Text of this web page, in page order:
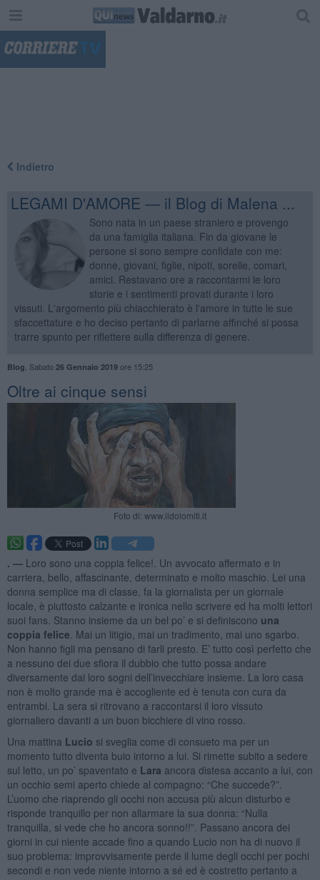
Indietro
LEGAMI D'AMORE — il Blog di Malena ...
Sono nata in un paese straniero e provengo
da una famiglia italiana. Fin da giovane le
persone si sono sempre confidate con me:
donne, giovani, figlie, nipoti, sorelle, comari,
amici. Restavano ore a raccontarmi le loro
storie e i sentimenti provati durante i loro
vissuti. L'argomento più chiacchierato è l'amore in tutte le sue
sfaccettature e ho deciso pertanto di parlarne affinché si possa
trarre spunto per riflettere sulla differenza di genere.
Blog Sabato 26 Gennaio 2019ore 15:25
Oltre ai cinque sensi
Foto di: www.ildolomiti.it
. — Loro sono una coppia felice!. Un avvocato affermato e in
carriera, bello, affascinante, determinato e molto maschio. Lei una
donna semplice ma di classe, fa la giornalista per un giornale
locale, è piuttosto calzante e ironica nello scrivere ed ha molti lettori
suoi fans. Stanno insieme da un bel po’ e si definiscono una
coppia felice . Mai un litigio, mai un tradimento, mai uno sgarbo.
Non hanno figli ma pensano di farli presto. E’ tutto così perfetto che
a nessuno dei due sfiora il dubbio che tutto possa andare
diversamente dai loro sogni dell’invecchiare insieme. La loro casa
non è molto grande ma è accogliente ed è tenuta con cura da
entrambi. La sera si ritrovano a raccontarsi il loro vissuto
giornaliero davanti a un buon bicchiere di vino rosso.
Una mattina Lucio si sveglia come di consueto ma per un
momento tutto diventa buio intorno a lui. Si rimette subito a sedere
sul letto, un po’ spaventato e Lara ancora distesa accanto a lui, con
un occhio semi aperto chiede al compagno: “Che succede?”.
L’uomo che riaprendo gli occhi non accusa più alcun disturbo e
risponde tranquillo per non allarmare la sua donna: “Nulla
tranquilla, si vede che ho ancora sonno!!”. Passano ancora dei
giorni in cui niente accade fino a quando Lucio non ha di nuovo il
suo problema: improvvisamente perde il lume degli occhi per pochi
secondi e non vede niente intorno a sé ed è costretto pertanto a